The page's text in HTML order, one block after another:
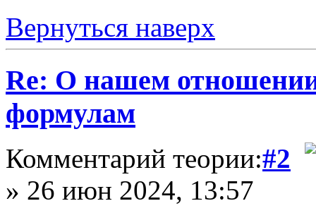
Вернуться наверх
Re: О нашем
формулам
Комментарий теории:#2
» 26 июн 2024, 13:57